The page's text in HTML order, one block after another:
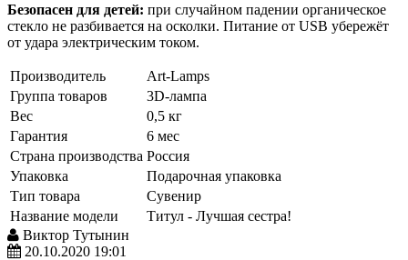
Безопасен для детей: при случайном падении органическое
стекло не разбивается на осколки. Питание от USB убережёт
от удара электрическим током.
Производитель
Art-Lamps
Группа товаров
3D-лампа
Вес
0,5 кг
Гарантия
6 мес
Страна производства Россия
Упаковка
Подарочная упаковка
Тип товара
Сувенир
Название модели
Титул - Лучшая сестра!
Виктор Тутынин
20.10.2020 19:01